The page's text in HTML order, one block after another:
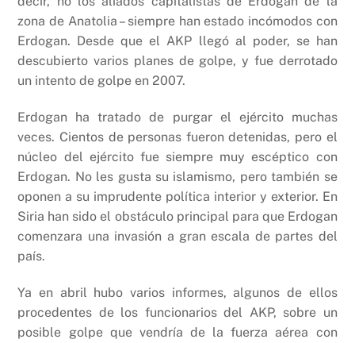
zona de Anatolia – siempre han estado incómodos con
Erdogan. Desde que el AKP llegó al poder, se han
descubierto varios planes de golpe, y fue derrotado
un intento de golpe en 2007.
Erdogan ha tratado de purgar el ejército muchas
veces. Cientos de personas fueron detenidas, pero el
núcleo del ejército fue siempre muy escéptico con
Erdogan. No les gusta su islamismo, pero también se
oponen a su imprudente política interior y exterior. En
Siria han sido el obstáculo principal para que Erdogan
comenzara una invasión a gran escala de partes del
país.
Ya en abril hubo varios informes, algunos de ellos
procedentes de los funcionarios del AKP, sobre un
posible golpe que vendría de la fuerza aérea con